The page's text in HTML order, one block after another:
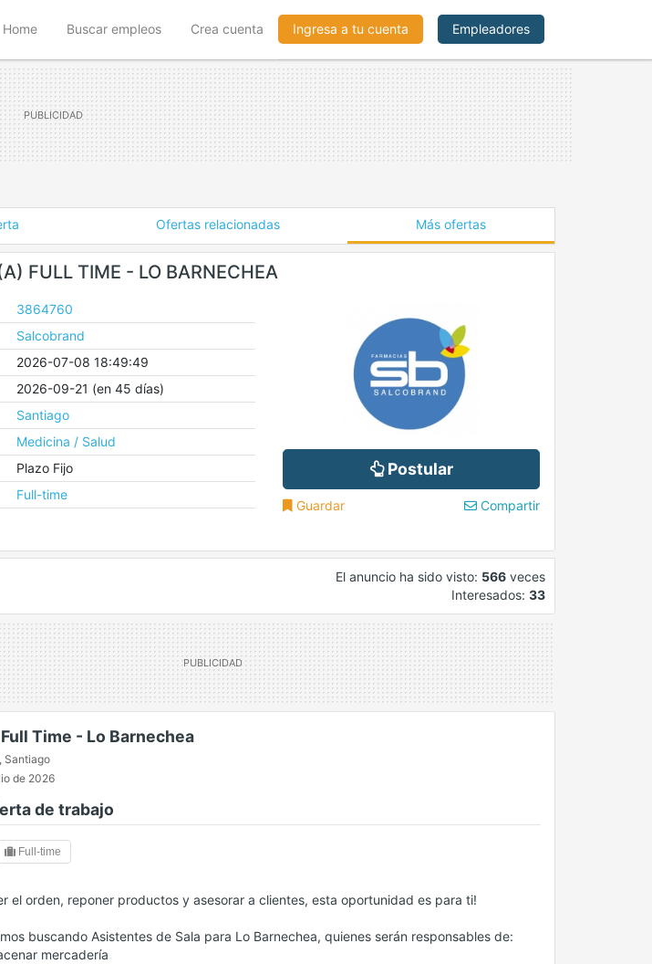
Home(current)Buscar empleos Crea cuenta Ingresa a tu cuenta Empleadores
Ofertas relacionadas Más ofertas
FULL TIME - LO BARNECHEA
3864760
Salcobrand
2026-07-08 18:49:49
2026-09-21 (en 45 días)
Santiago
Medicina / Salud
Plazo Fijo
Full-time
Postular
Guardar Compartir
El anuncio ha sido visto: 566 veces
Interesados: 33
Time - Lo Barnechea
, Santiago
de 2026
de trabajo
Full-time
el orden, reponer productos y asesorar a clientes, esta oportunidad es para ti!
buscando Asistentes de Sala para Lo Barnechea, quienes serán responsables de:
mercadería